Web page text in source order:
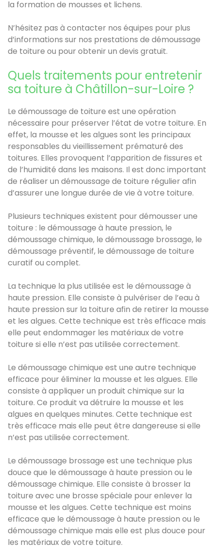
la formation de mousses et lichens.
N’hésitez pas à contacter nos équipes pour plus
d’informations sur nos prestations de démoussage
de toiture ou pour obtenir un devis gratuit.
Quels traitements pour entretenir
sa toiture à Châtillon-sur-Loire ?
Le démoussage de toiture est une opération
nécessaire pour préserver l’état de votre toiture. En
effet, la mousse et les algues sont les principaux
responsables du vieillissement prématuré des
toitures. Elles provoquent l’apparition de fissures et
de l’humidité dans les maisons. Il est donc important
de réaliser un démoussage de toiture régulier afin
d’assurer une longue durée de vie à votre toiture.
Plusieurs techniques existent pour démousser une
toiture : le démoussage à haute pression, le
démoussage chimique, le démoussage brossage, le
démoussage préventif, le démoussage de toiture
curatif ou complet.
La technique la plus utilisée est le démoussage à
haute pression. Elle consiste à pulvériser de l’eau à
haute pression sur la toiture afin de retirer la mousse
et les algues. Cette technique est très efficace mais
elle peut endommager les matériaux de votre
toiture si elle n’est pas utilisée correctement.
Le démoussage chimique est une autre technique
efficace pour éliminer la mousse et les algues. Elle
consiste à appliquer un produit chimique sur la
toiture. Ce produit va détruire la mousse et les
algues en quelques minutes. Cette technique est
très efficace mais elle peut être dangereuse si elle
n’est pas utilisée correctement.
Le démoussage brossage est une technique plus
douce que le démoussage à haute pression ou le
démoussage chimique. Elle consiste à brosser la
toiture avec une brosse spéciale pour enlever la
mousse et les algues. Cette technique est moins
efficace que le démoussage à haute pression ou le
démoussage chimique mais elle est plus douce pour
les matériaux de votre toiture.